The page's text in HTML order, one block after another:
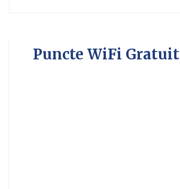
Puncte WiFi Gratuit